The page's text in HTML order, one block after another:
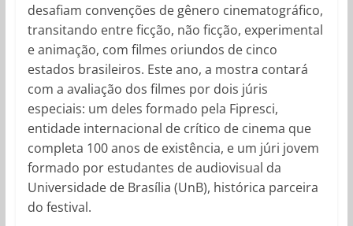
desafiam convenções de gênero cinematográfico,
transitando entre ficção, não ficção, experimental
e animação, com filmes oriundos de cinco
estados brasileiros. Este ano, a mostra contará
com a avaliação dos filmes por dois júris
especiais: um deles formado pela Fipresci,
entidade internacional de crítico de cinema que
completa 100 anos de existência, e um júri jovem
formado por estudantes de audiovisual da
Universidade de Brasília (UnB), histórica parceira
do festival.